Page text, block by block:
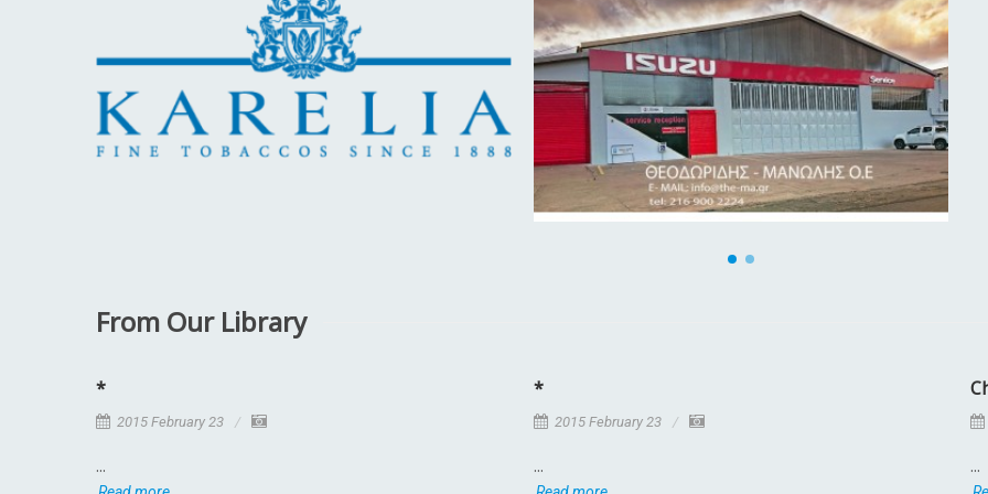
From Our Library
*
2015 February 23
...
*
2015 February 23
... ...